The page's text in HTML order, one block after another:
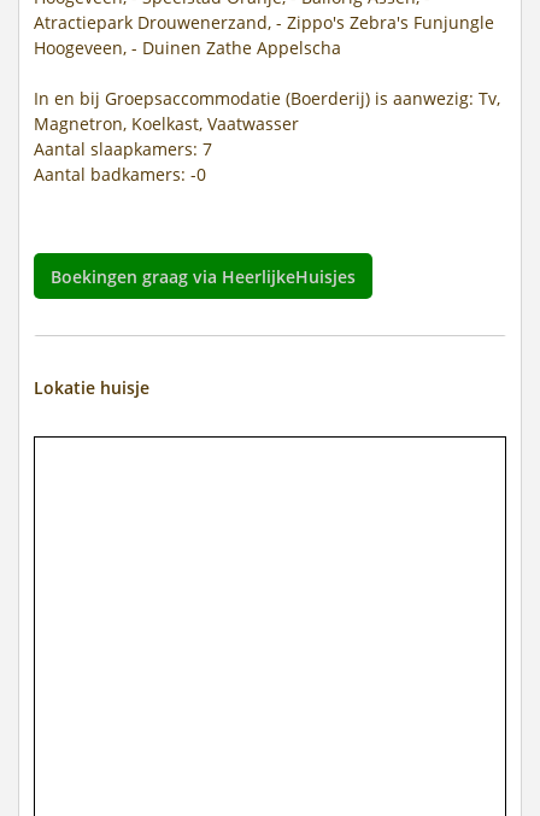
Atractiepark Drouwenerzand, - Zippo's Zebra's Funjungle
Hoogeveen, - Duinen Zathe Appelscha
In en bij Groepsaccommodatie (Boerderij) is aanwezig: Tv,
Magnetron, Koelkast, Vaatwasser
Aantal slaapkamers: 7
Aantal badkamers: -0
Boekingen graag via HeerlijkeHuisjes
Lokatie huisje